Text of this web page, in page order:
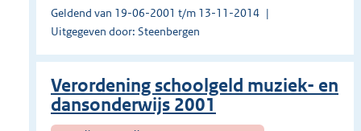
Geldend van 19-06-2001 t/m 13-11-2014
Uitgegeven door: Steenbergen
Verordening schoolgeld muziek- en
dansonderwijs 2001